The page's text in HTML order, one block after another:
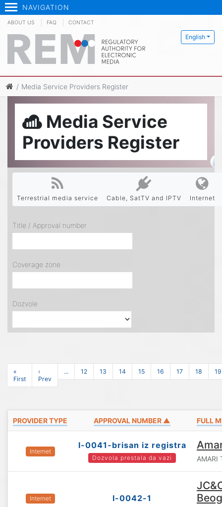
NAVIGATION
English
ABOUT US FAQ CONTACT
Media Service Providers Register
Media Service
Providers Register
Terrestrial media service Cable, SatTV and IPTV Internet
Title / Approval number
Coverage zone
Dozvole
«
First
‹
Prev
... 12 13 14 15 16 17 18 19
PROVIDER TYPE APPROVAL NUMBER ▲ FULL
Internet
I-0041-brisan iz registra
Dozvola prestala da vazi AMARI
Internet I-0042-1